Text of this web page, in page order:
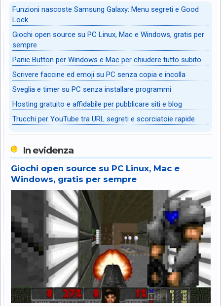
Funzioni nascoste Samsung Galaxy: Menu segreti e Good
Lock
Giochi open source su PC Linux, Mac e Windows, gratis per
sempre
Panic Button per Windows e Mac per chiudere tutto subito
Scrivere faccine ed emoji su PC senza copia e incolla
Sveglia e timer su PC senza installare programmi
Hosting gratuito e affidabile per pubblicare siti e blog
Trucchi per YouTube tra URL segreti e scorciatoie rapide
In evidenza
Giochi open source su PC Linux, Mac e
Windows, gratis per sempre